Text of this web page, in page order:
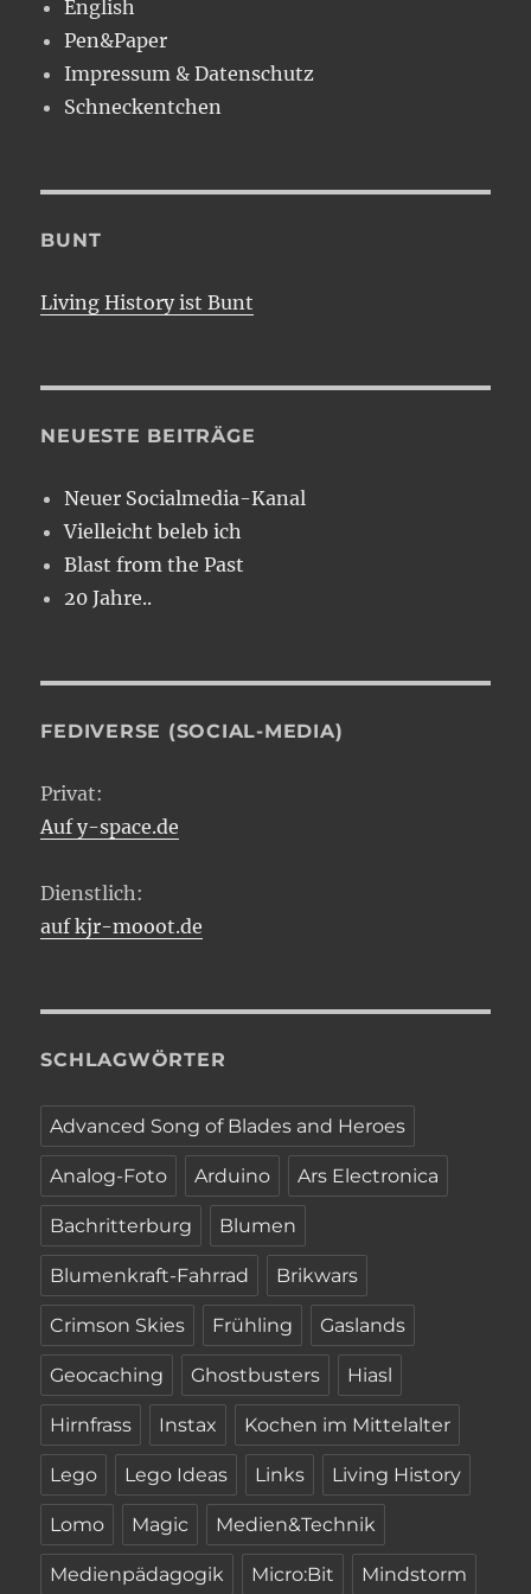
English
Pen&Paper
Impressum & Datenschutz
Schneckentchen
BUNT
Living History ist Bunt
NEUESTE BEITRÄGE
Neuer Socialmedia-Kanal
Vielleicht beleb ich
Blast from the Past
20 Jahre..
FEDIVERSE (SOCIAL-MEDIA)
Privat:
Auf y-space.de
Dienstlich:
auf kjr-mooot.de
SCHLAGWÖRTER
Advanced Song of Blades and Heroes
Analog-Foto Arduino Ars Electronica
Bachritterburg Blumen
Blumenkraft-Fahrrad Brikwars
Crimson Skies Frühling Gaslands
Geocaching Ghostbusters Hiasl
Hirnfrass Instax Kochen im Mittelalter
Lego Lego Ideas Links Living History
Lomo Magic Medien&Technik
Medienpädagogik Micro:Bit Mindstorm